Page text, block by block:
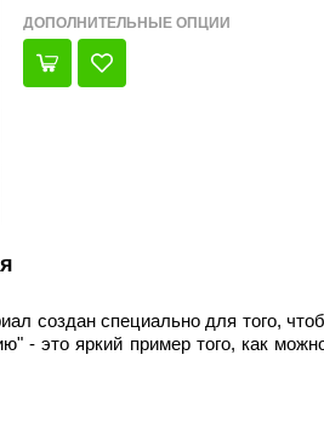
ДОПОЛНИТЕЛЬНЫЕ ОПЦИИ
создан специально для того,
- это яркий пример того, как